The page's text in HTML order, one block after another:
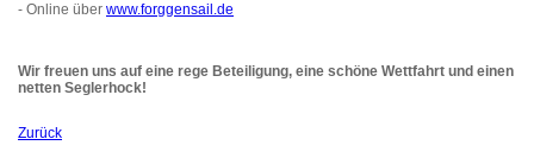
- Online über www.forggensail.de
Wir freuen uns auf eine rege Beteiligung, eine schöne Wettfahrt und einen
netten Seglerhock!
Zurück